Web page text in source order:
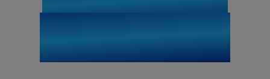
innovations